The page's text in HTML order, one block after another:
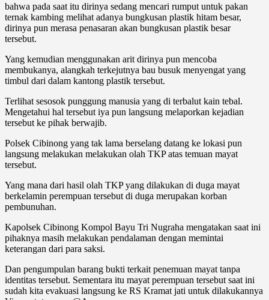
bahwa pada saat itu dirinya sedang mencari rumput untuk pakan
ternak kambing melihat adanya bungkusan plastik hitam besar,
dirinya pun merasa penasaran akan bungkusan plastik besar
tersebut.
Yang kemudian menggunakan arit dirinya pun mencoba
membukanya, alangkah terkejutnya bau busuk menyengat yang
timbul dari dalam kantong plastik tersebut.
Terlihat sesosok punggung manusia yang di terbalut kain tebal.
Mengetahui hal tersebut iya pun langsung melaporkan kejadian
tersebut ke pihak berwajib.
Polsek Cibinong yang tak lama berselang datang ke lokasi pun
langsung melakukan melakukan olah TKP atas temuan mayat
tersebut.
Yang mana dari hasil olah TKP yang dilakukan di duga mayat
berkelamin perempuan tersebut di duga merupakan korban
pembunuhan.
Kapolsek Cibinong Kompol Bayu Tri Nugraha mengatakan saat ini
pihaknya masih melakukan pendalaman dengan memintai
keterangan dari para saksi.
Dan pengumpulan barang bukti terkait penemuan mayat tanpa
identitas tersebut. Sementara itu mayat perempuan tersebut saat ini
sudah kita evakuasi langsung ke RS Kramat jati untuk dilakukannya